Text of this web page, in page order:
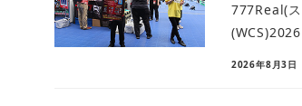
777Real(
2026年8月3日